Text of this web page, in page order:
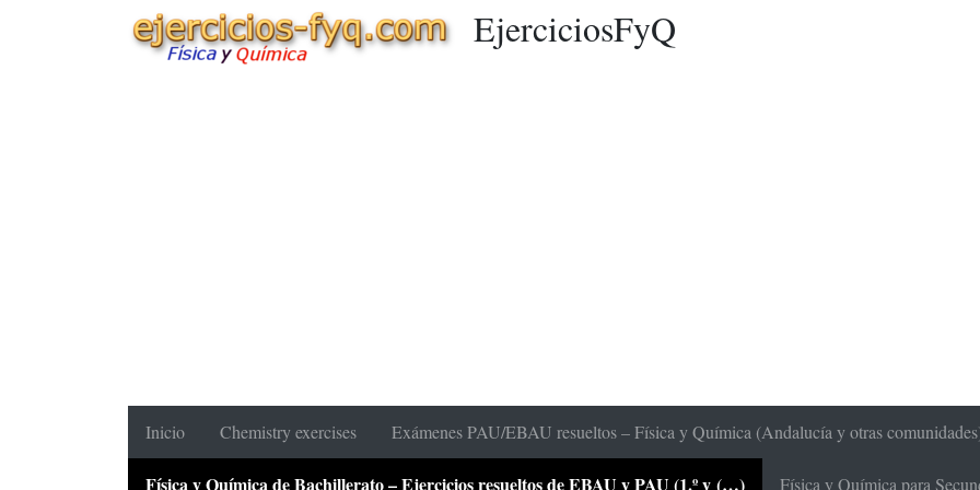
EjerciciosFyQ
Inicio Chemistry exercises Exámenes PAU/EBAU resueltos – Física y Química (Andalucía y otras
Física y Química de Bachillerato – Ejercicios resueltos de EBAU y PAU (1.º y (…) Física y Química para